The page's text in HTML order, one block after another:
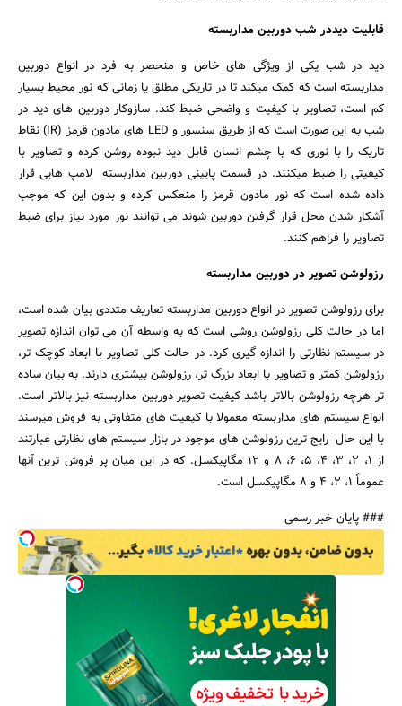
قابلیت دیددر شب دوربین مداربسته
دید در شب یکی از ویژگی های خاص و منحصر به فرد در انواع دوربین
مداربسته است که کمک میکند تا در تاریکی مطلق یا زمانی که نور محیط بسیار
کم است، تصاویر با کیفیت و واضحی ضبط کند. سازوکار دوربین های دید در
شب به این صورت است که از طریق سنسور و LED های مادون قرمز (IR) نقاط
تاریک را با نوری که با چشم انسان قابل دید نبوده روشن کرده و تصاویر با
کیفیتی را ضبط میکنند. در قسمت پایینی دوربین مداربسته لامپ هایی قرار
داده شده است که نور مادون قرمز را منعکس کرده و بدون این که موجب
آشکار شدن محل قرار گرفتن دوربین شوند می توانند نور مورد نیاز برای ضبط
تصاویر را فراهم کنند.
رزولوشن تصویر در دوربین مداربسته
برای رزولوشن تصویر در انواع دوربین مداربسته تعاریف متددی بیان شده است،
اما در حالت کلی رزولوشن روشی است که به واسطه آن می توان اندازه تصویر
در سیستم نظارتی را اندازه گیری کرد. در حالت کلی تصاویر با ابعاد کوچک تر،
رزولوشن کمتر و تصاویر با ابعاد بزرگ تر، رزولوشن بیشتری دارند. به بیان ساده
تر هرچه رزولوشن بالاتر باشد کیفیت تصویر دوربین مداربسته نیز بالاتر است.
انواع سیستم های مداربسته معمولا با کیفیت های متفاوتی به فروش میرسند
با این حال رایج ترین رزولوشن های موجود در بازار سیستم های نظارتی عبارتند
از 1، 2، 3، 4، 5، 6، 8 و 12 مگاپیکسل. که در این میان پر فروش ترین آنها
عموماً 1، 2، 4 و 8 مگاپیکسل است.
### پایان خبر رسمی